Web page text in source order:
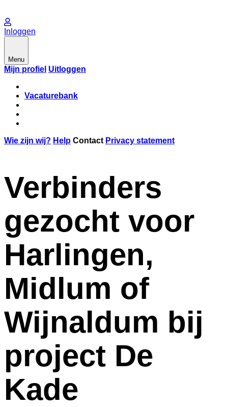
Inloggen
Menu
Mijn profiel Uitloggen
Vacaturebank
Wie zijn wij? Help Contact Privacy statement
Verbinders
gezocht voor
Harlingen,
Midlum of
Wijnaldum bij
project De
Kade